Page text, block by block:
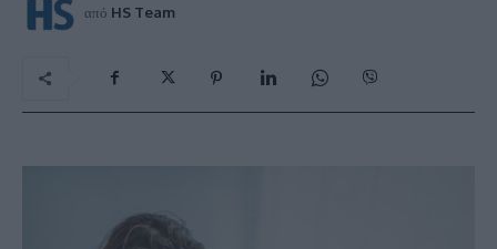
από HS Team